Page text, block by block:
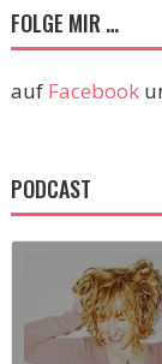
FOLGE MIR …
auf Facebook
PODCAST